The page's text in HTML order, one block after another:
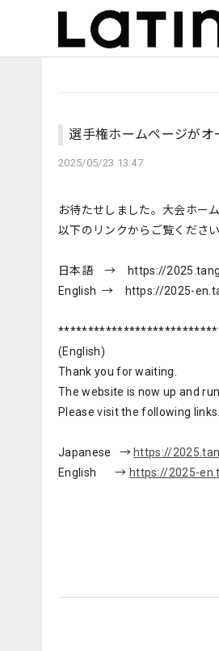
選手権ホームページがオ
2025/05/23 13:47
お待たせしました。大会ホー
以下のリンクからご覧ください
日本語 → https://
English → https://2025-
(English)
Thank you for waiting.
The website is now up and
Please visit the following links.
Japanese → https://
English → https://2025-